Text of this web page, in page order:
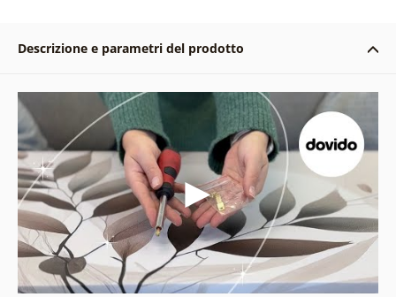
Descrizione e parametri del prodotto